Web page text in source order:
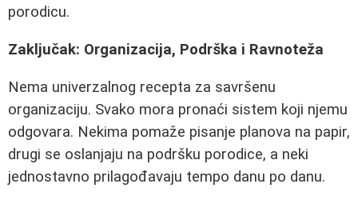
porodicu.
Zaključak: Organizacija, Podrška i Ravnoteža
Nema univerzalnog recepta za savršenu
organizaciju. Svako mora pronaći sistem koji njemu
odgovara. Nekima pomaže pisanje planova na papir,
drugi se oslanjaju na podršku porodice, a neki
jednostavno prilagođavaju tempo danu po danu.